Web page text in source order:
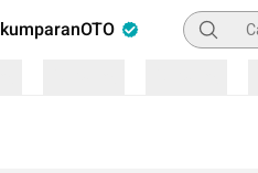
kumparanOTO